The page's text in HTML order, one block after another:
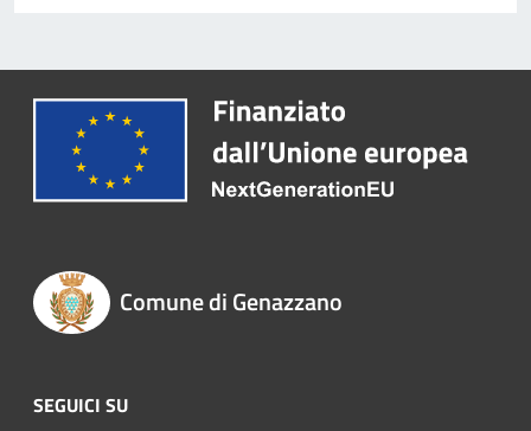
Comune di Genazzano
SEGUICI SU